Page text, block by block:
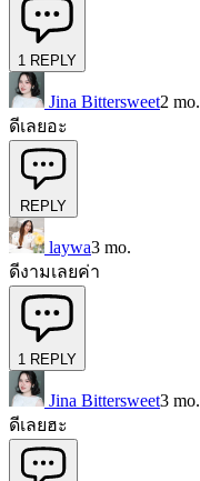
1 REPLY
Jina Bittersweet2 mo.
ดีเลยอะ
REPLY
laywa3 mo.
ดีงามเลยค่า
1 REPLY
Jina Bittersweet3 mo.
ดีเลยฮะ